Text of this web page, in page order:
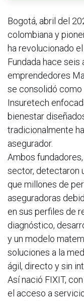
Bogotá, abril del
colombiana y
ha revolucionado
Fundada hace seis
emprendedores
se consolidó como
Insuretech
bienestar
tradicionalmente
asegurador.
Ambos
sector, detectaron
que millones de
aseguradoras
en sus perfiles de
diagnóstico,
y un modelo
soluciones a la
ágil, directo y sin
Así nació FIXIT,
el acceso a